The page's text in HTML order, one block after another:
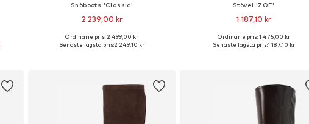
Snöboots 'Classic'
2 239,00 kr
Tillgänglig i många storlekar
Ordinarie pris: 2 499,00 kr
Senaste lägsta pris:2 249,10 kr
Stövel 'ZOE'
1 187,10 kr
Tillgänglig i många storlekar
Ordinarie pris: 1 475,00 kr
Senaste lägsta pris:1 187,10 kr